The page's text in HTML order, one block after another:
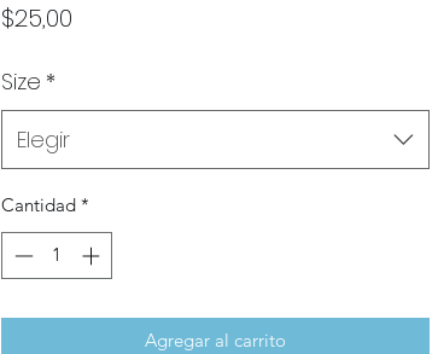
$25,00
Size *
Elegir
Cantidad *
Agregar al carrito